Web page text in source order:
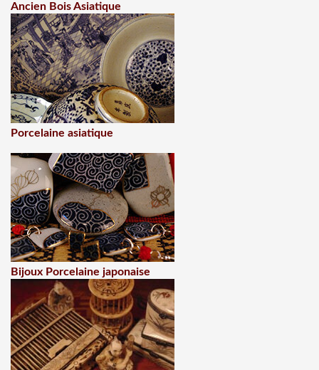
Ancien Bois Asiatique
Porcelaine asiatique
Bijoux Porcelaine japonaise